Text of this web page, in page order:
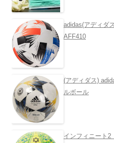
adidas(アディダ
AFF410
(アディダス)
ルボール
インフィニート2